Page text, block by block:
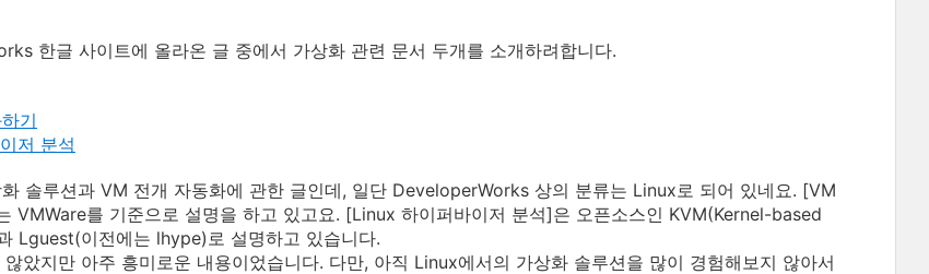
한글 사이트에 올라온 글 중에서 가상화 관련 문서 두개를 소개하려합니다.
기
저 분석
솔루션과 VM 전개 자동화에 관한 글인데, 일단 DeveloperWorks 상의 분류는 Linux로 되어 있네요. [VM
VMWare를 기준으로 설명을 하고 있고요. [Linux 하이퍼바이저 분석]은 오픈소스인 KVM(Kernel-based
Lguest(이전에는 lhype)로 설명하고 있습니다.
았지만 아주 흥미로운 내용이었습니다. 다만, 아직 Linux에서의 가상화 솔루션을 많이 경험해보지 않아서